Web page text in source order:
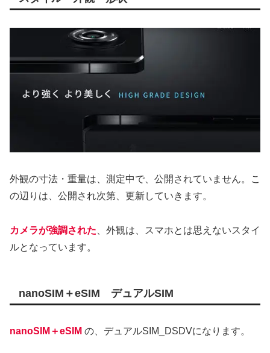
外観の寸法・重量は、測定中で、公開されていません。こ
の辺りは、公開され次第、更新していきます。
カメラが強調された 、外観は、スマホとは思えないスタイ
ルとなっています。
nanoSIM＋eSIM デュアルSIM
nanoSIM＋eSIM の、デュアルSIM_DSDVになります。